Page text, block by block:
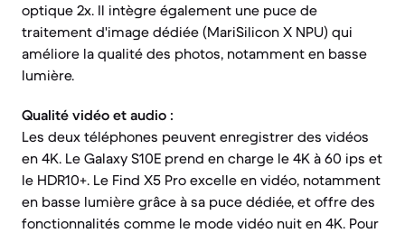
optique 2x. Il intègre également une puce de
traitement d'image dédiée (MariSilicon X NPU) qui
améliore la qualité des photos, notamment en basse
lumière.
Qualité vidéo et audio :
Les deux téléphones peuvent enregistrer des vidéos
en 4K. Le Galaxy S10E prend en charge le 4K à 60 ips et
le HDR10+. Le Find X5 Pro excelle en vidéo, notamment
en basse lumière grâce à sa puce dédiée, et offre des
fonctionnalités comme le mode vidéo nuit en 4K. Pour